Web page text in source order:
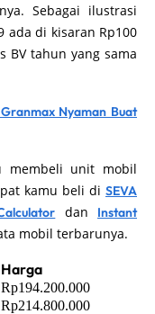
Sebagai ilustrasi
ada di kisaran Rp100
BV tahun yang sama
Nyaman Buat
membeli unit mobil
kamu beli di SEVA
dan Instant
mobil terbarunya.
Harga
Rp194.200.000
Rp214.800.000